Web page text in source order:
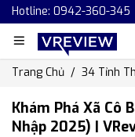
Hotline: 0942-360-345
Trang Chủ 34 Tỉnh
Khám Phá Xã Cô
Nhập 2025) |